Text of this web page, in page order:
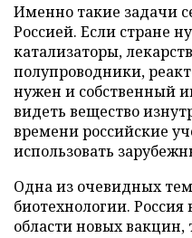
Именно такие задачи
Россией. Если стране
катализаторы,
полупроводники,
нужен и собственный
видеть вещество
времени российские
использовать
Одна из очевидных
биотехнологии. Россия
области новых вакцин,